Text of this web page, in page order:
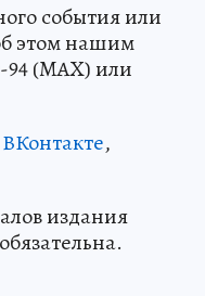
события или
этом нашим
(MAX) или
ВКонтакте,
издания